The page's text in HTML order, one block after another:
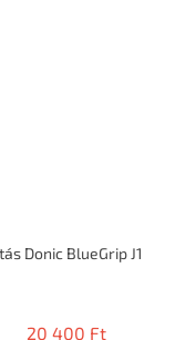
Donic BlueGrip J1
20 400 Ft